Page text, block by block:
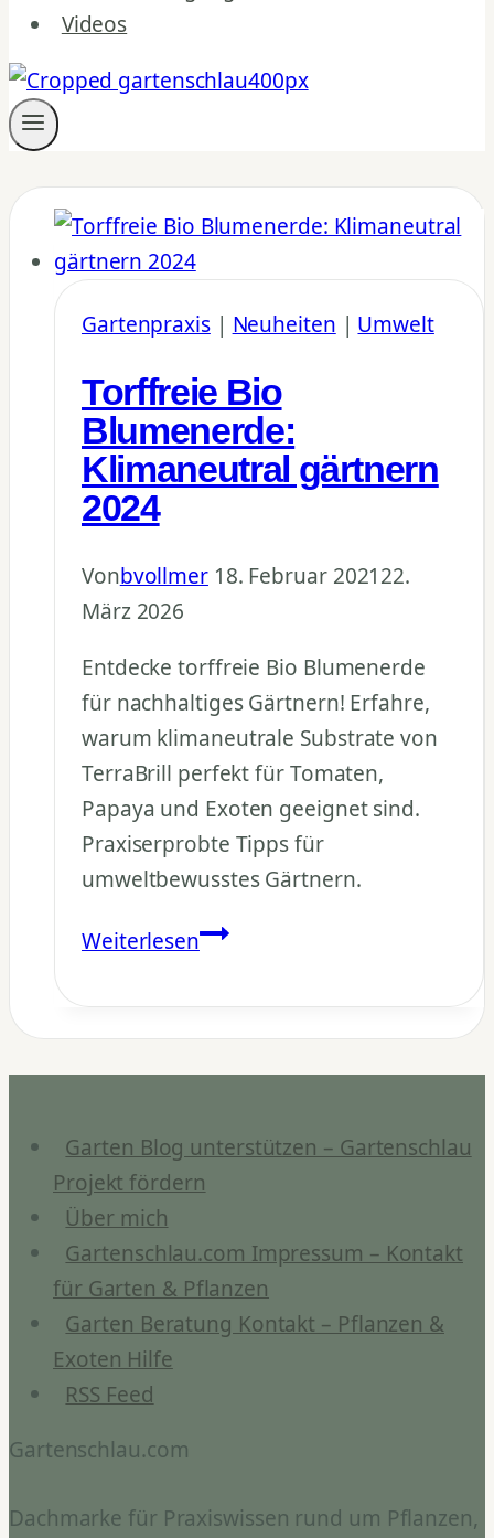
Videos
Gartenpraxis| Neuheiten | Umwelt
Torffreie Bio
Blumenerde:
Klimaneutral gärtnern
2024
Vonbvollmer 18. Februar 202122.
März 2026
Entdecke torffreie Bio Blumenerde
für nachhaltiges Gärtnern! Erfahre,
warum klimaneutrale Substrate von
TerraBrill perfekt für Tomaten,
Papaya und Exoten geeignet sind.
Praxiserprobte Tipps für
umweltbewusstes Gärtnern.
WeiterlesenTorffreie
Blumenerde:
Klimaneutral
gärtnern
Garten Blog unterstützen – Gartenschlau
Projekt fördern
Über mich
Gartenschlau.com Impressum – Kontakt
für Garten & Pflanzen
Garten Beratung Kontakt – Pflanzen &
Exoten Hilfe
RSS Feed
Gartenschlau.com
Dachmarke für Praxiswissen rund um Pflanzen,